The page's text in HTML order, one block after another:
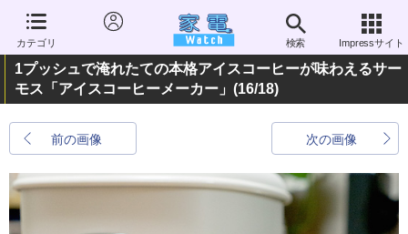
カテゴリ 検索 Impressサイト
1プッシュで淹れたての本格アイスコーヒーが味わえるサー
モス「アイスコーヒーメーカー」 (16/18)
前の画像 次の画像